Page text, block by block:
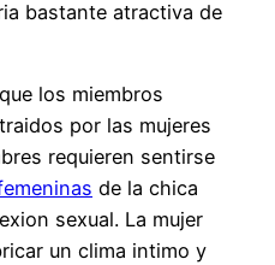
bastante atractiva de
los miembros
por las mujeres
requieren sentirse
de la chica
sexual. La mujer
un clima intimo y